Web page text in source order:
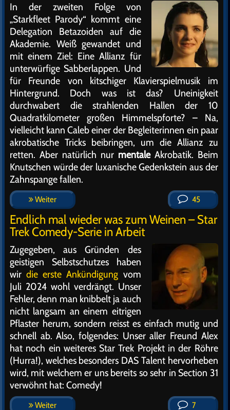
In der zweiten Folge von
„Starkfleet Parody“ kommt eine
Delegation Betazoiden auf die
Akademie. Weiß gewandet und
mit einem Ziel: Eine Allianz für
unterwürfige Sabberlappen. Und
für Freunde von kitschiger Klavierspielmusik im
Hintergrund. Doch was ist das? Uneinigkeit
durchwabert die strahlenden Hallen der 10
Quadratkilometer großen Himmelspforte? – Na,
vielleicht kann Caleb einer der Begleiterinnen ein paar
akrobatische Tricks beibringen, um die Allianz zu
retten. Aber natürlich nur mentaleAkrobatik. Beim
Knutschen würde der luxanische Gedenkstein aus der
Zahnspange fallen.
Weiter 45
Endlich mal wieder was zum Weinen – Star
Trek Comedy-Serie in Arbeit
Zugegeben, aus Gründen des
geistigen Selbstschutzes haben
wirdie erste Ankündigung vom
Juli 2024 wohl verdrängt. Unser
Fehler, denn man knibbelt ja auch
nicht langsam an einem eitrigen
Pflaster herum, sondern reisst es einfach mutig und
schnell ab. Also, folgendes: Unser aller Freund Alex
hat noch ein weiteres Star Trek Projekt in der Röhre
(Hurra!), welches besonders DAS Talent hervorheben
wird, mit welchem er uns bereits so sehr in Section 31
verwöhnt hat: Comedy!
Weiter 7